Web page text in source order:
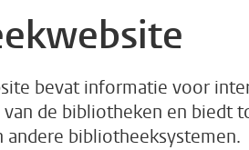
bevat informatie voor
de bibliotheken en biedt
bibliotheeksystemen.